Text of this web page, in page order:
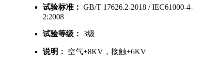
试验标准： GB/T 17626.2-2018 / IEC61000-4-
2:2008
试验等级： 3级
说明： 空气±8KV，接触±6KV